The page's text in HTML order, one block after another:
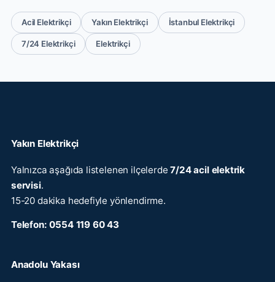
Acil Elektrikçi Yakın Elektrikçi İstanbul Elektrikçi
7/24 Elektrikçi Elektrikçi
Yakın Elektrikçi
Yalnızca aşağıda listelenen ilçelerde7/24 acil elektrik
servisi.
15-20 dakika hedefiyle yönlendirme.
Telefon: 0554 119 60 43
Anadolu Yakası